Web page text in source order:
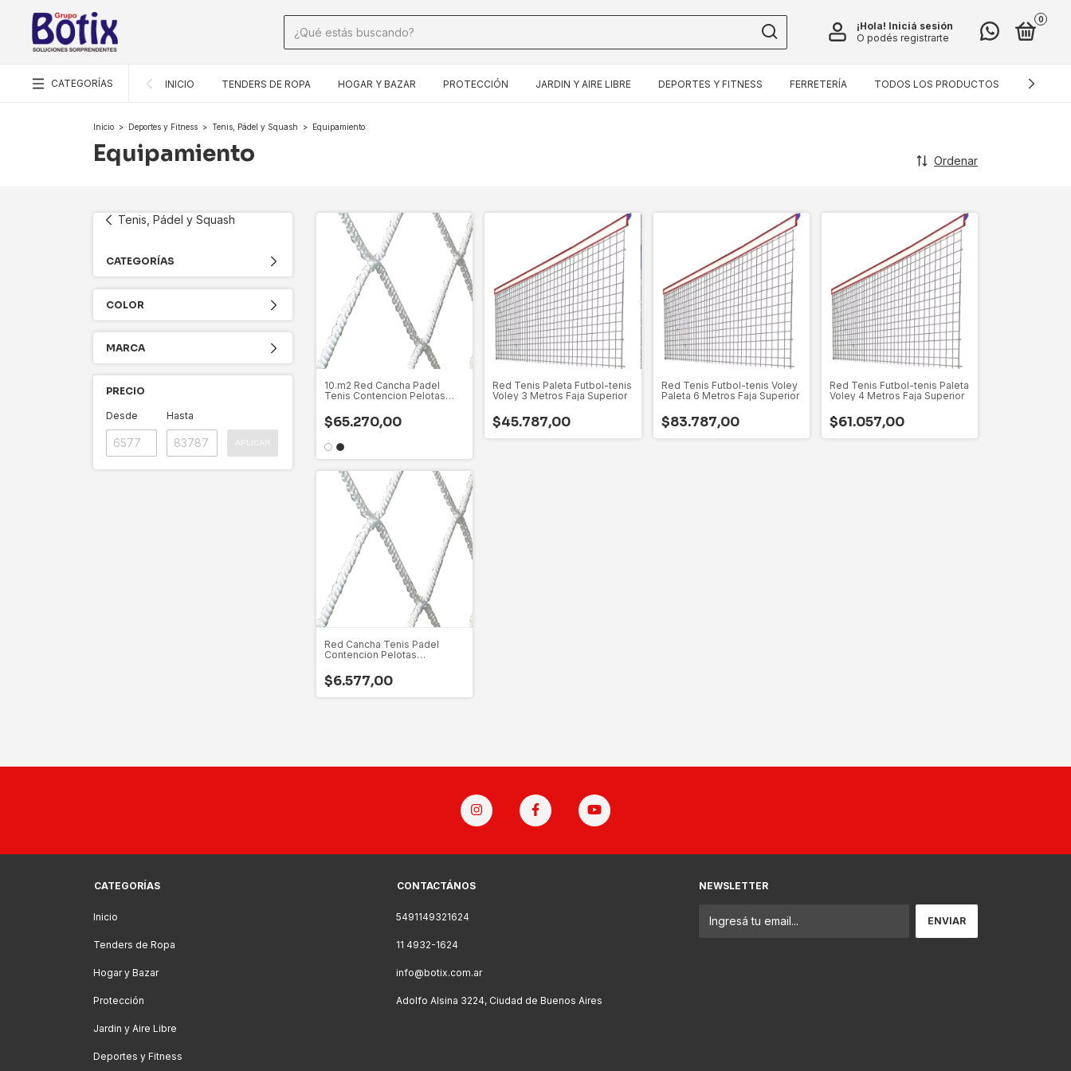
¡Hola! Iniciá sesión
O podés registrarte
0
CATEGORÍAS INICIO TENDERS DE ROPA HOGAR Y BAZAR PROTECCIÓN JARDIN Y AIRE LIBRE DEPORTES Y FITNESS FERRETERÍA TODOS LOS PRODUCTOS
Inicio > Deportes y Fitness > Tenis, Pádel y Squash > Equipamiento
Equipamiento Ordenar
Tenis, Pádel y Squash
CATEGORÍAS
COLOR
MARCA
PRECIO
Desde Hasta
10.m2 Red Cancha Padel
Tenis Contencion Pelotas
$65.270,00
Red Tenis Paleta Futbol-tenis
Voley 3 Metros Faja Superior
$45.787,00
Red Tenis Futbol-tenis Voley
Paleta 6 Metros Faja Superior
$83.787,00
Red Tenis Futbol-tenis Paleta
Voley 4 Metros Faja Superior
$61.057,00
Red Cancha Tenis Padel
Contencion Pelotas
Resiste Intemperie Precio X
M2
$6.577,00
CATEGORÍAS
Inicio
Tenders de Ropa
Hogar y Bazar
Protección
Jardin y Aire Libre
Deportes y Fitness
CONTACTÁNOS
5491149321624
11 4932-1624
info@botix.com.ar
Adolfo Alsina 3224, Ciudad de Buenos Aires
NEWSLETTER